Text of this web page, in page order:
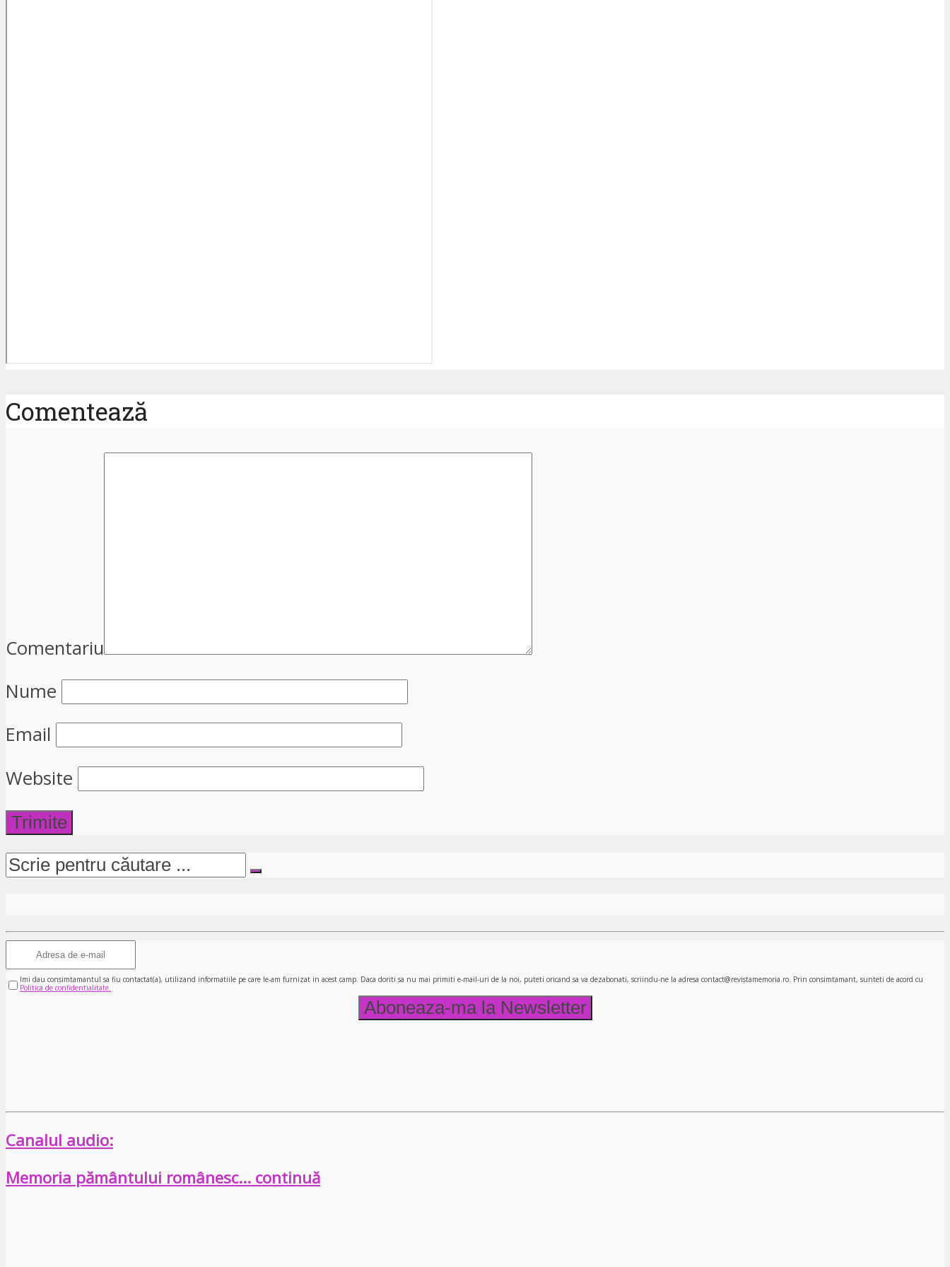
Comentează
Comentariu
Nume
Email
Website
Imi dau consimtamantul sa fiu contactat(a), utilizand informatiile pe care le-am furnizat in acest camp. Daca doriti sa nu mai primiti e-mail-uri de la noi, puteti oricand sa va dezabonati, scriindu-ne la adresa contact@revistamemoria.ro. Prin consimtamant, sunteti de acord cu
Politica de confidentialitate.
Canalul audio:
Memoria pământului românesc… continuă